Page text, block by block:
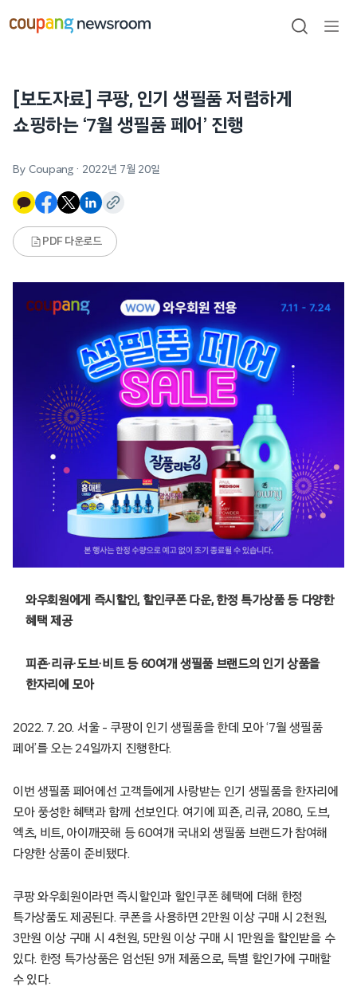
건너뛰기
검색
[보도자료] 쿠팡, 인기 생필품 저렴하게
쇼핑하는 ‘7월 생필품 페어’ 진행
By Coupang · 2022년 7월 20일
PDF 다운로드
와우회원에게 즉시할인, 할인쿠폰 다운, 한정 특가상품 등 다양한
혜택 제공
피죤·리큐·도브·비트 등 60여개 생필품 브랜드의 인기 상품을
한자리에 모아
2022. 7. 20. 서울 – 쿠팡이 인기 생필품을 한데 모아 ‘7월 생필품
페어’를 오는 24일까지 진행한다.
이번 생필품 페어에선 고객들에게 사랑받는 인기 생필품을 한자리에
모아 풍성한 혜택과 함께 선보인다. 여기에 피죤, 리큐, 2080, 도브,
엑츠, 비트, 아이깨끗해 등 60여개 국내외 생필품 브랜드가 참여해
다양한 상품이 준비됐다.
쿠팡 와우회원이라면 즉시할인과 할인쿠폰 혜택에 더해 한정
특가상품도 제공된다. 쿠폰을 사용하면 2만원 이상 구매 시 2천원,
3만원 이상 구매 시 4천원, 5만원 이상 구매 시 1만원을 할인받을 수
있다. 한정 특가상품은 엄선된 9개 제품으로, 특별 할인가에 구매할
수 있다.